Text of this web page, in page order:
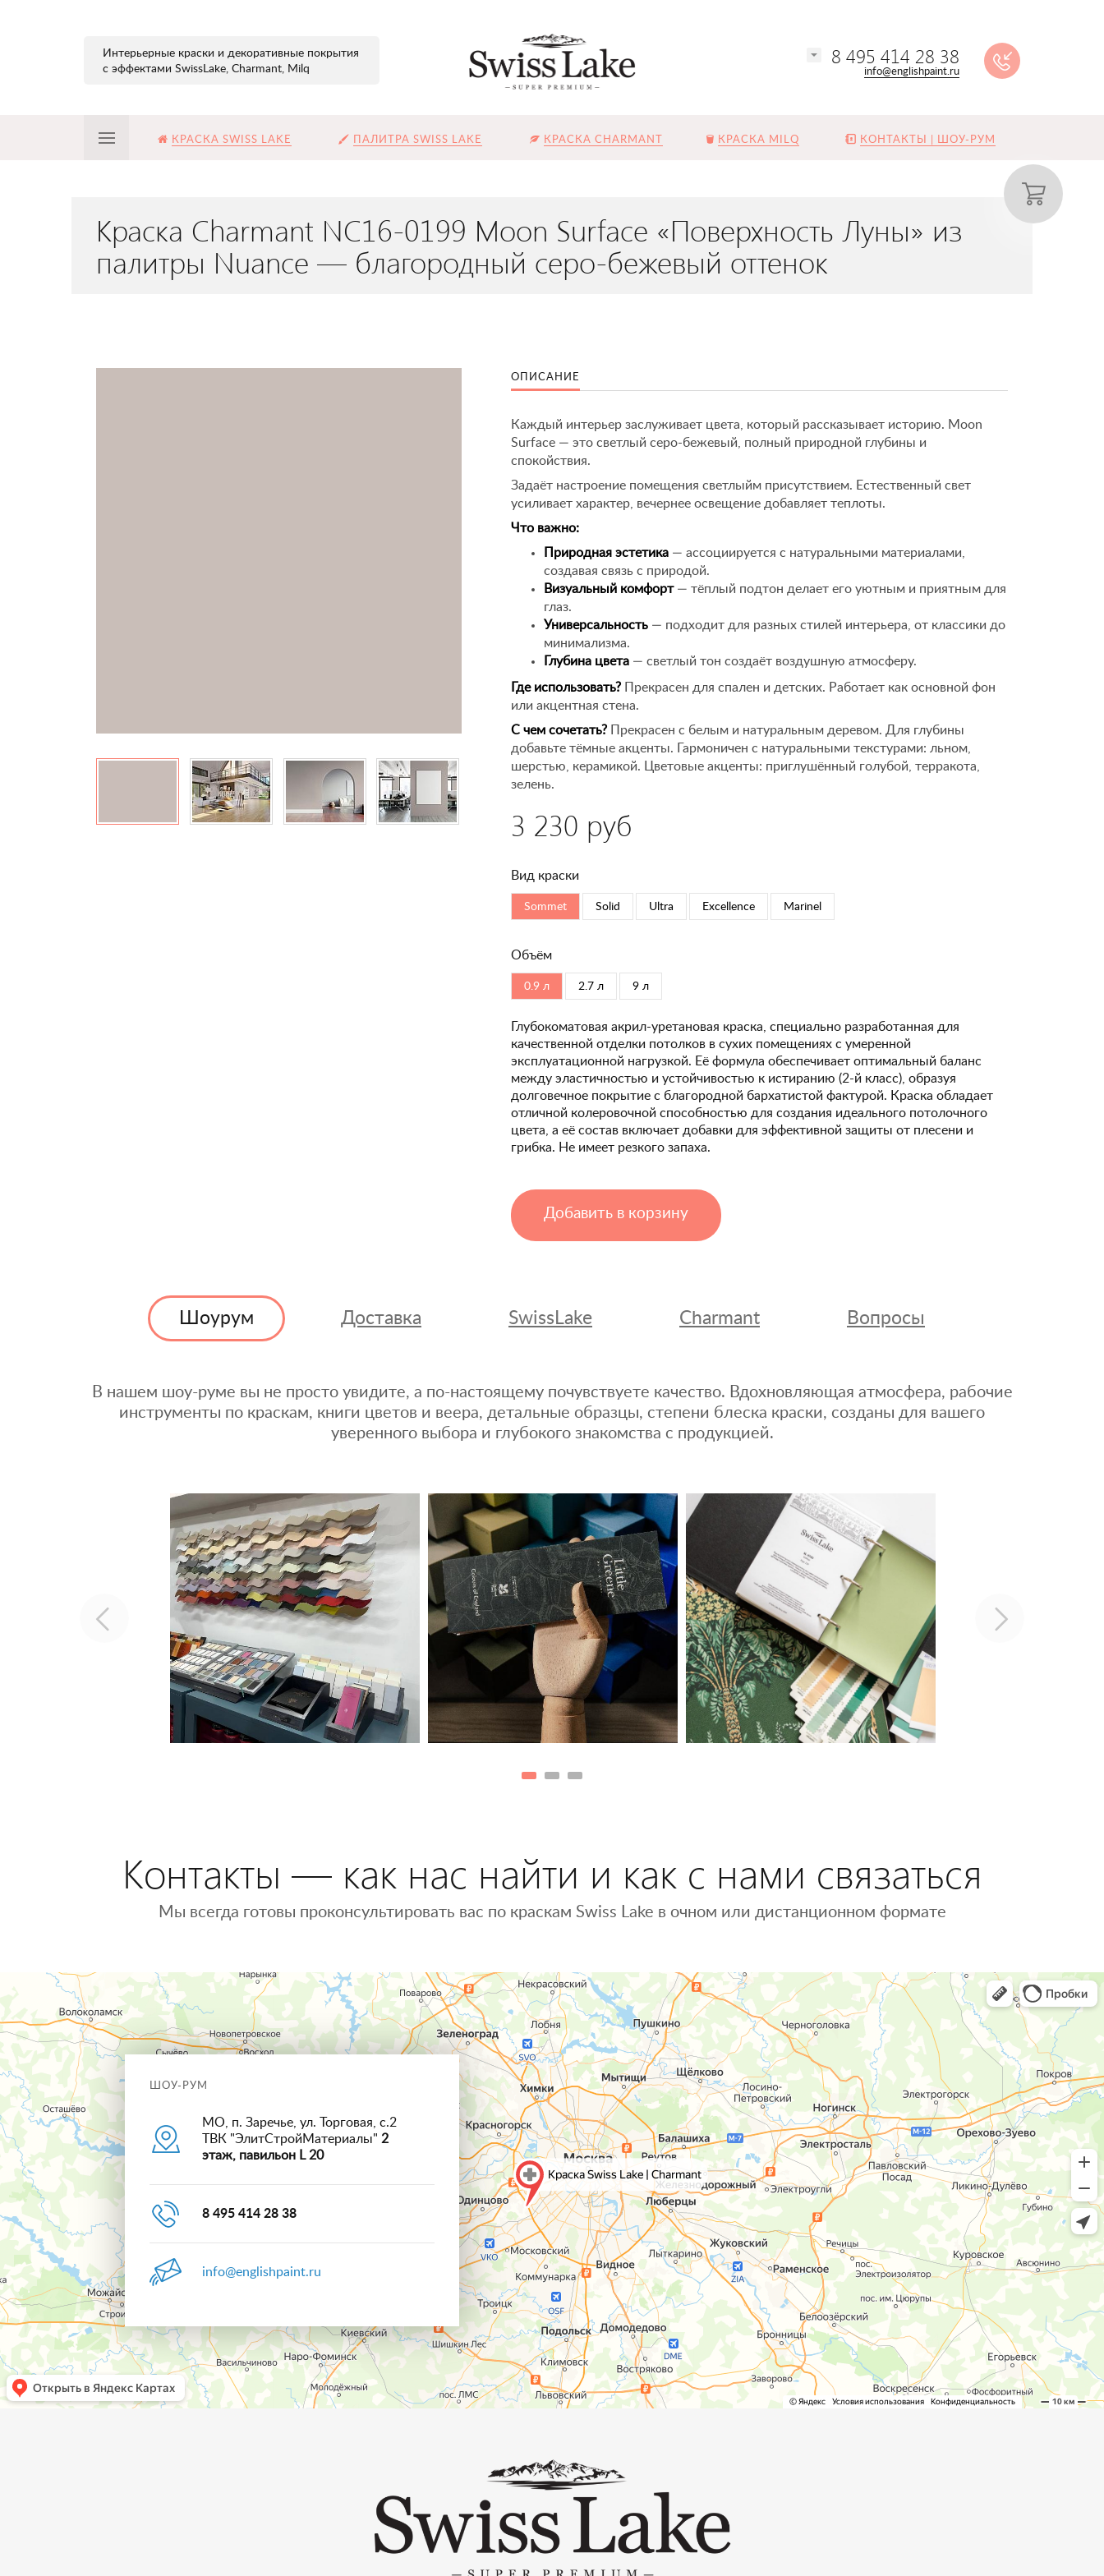
Интерьерные краски и декоративные покрытия
с эффектами SwissLake, Charmant, Milq
8 495 414 28 38
info@englishpaint.ru
КРАСКА SWISS LAKE ПАЛИТРА SWISS LAKE КРАСКА CHARMANT КРАСКА MILQ КОНТАКТЫ | ШОУ-РУМ
Краска Charmant NC16-0199 Moon Surface «Поверхность Луны» из
палитры Nuance — благородный серо-бежевый оттенок
ОПИСАНИЕ
Каждый интерьер заслуживает цвета, который рассказывает историю. Moon
Surface — это светлый серо-бежевый, полный природной глубины и
спокойствия.
Задаёт настроение помещения светлыйм присутствием. Естественный свет
усиливает характер, вечернее освещение добавляет теплоты.
Что важно:
Природная эстетика — ассоциируется с натуральными материалами,
создавая связь с природой.
Визуальный комфорт— тёплый подтон делает его уютным и приятным для
глаз.
Универсальность — подходит для разных стилей интерьера, от классики до
минимализма.
Глубина цвета — светлый тон создаёт воздушную атмосферу.
Где использовать? Прекрасен для спален и детских. Работает как основной фон
или акцентная стена.
С чем сочетать? Прекрасен с белым и натуральным деревом. Для глубины
добавьте тёмные акценты. Гармоничен с натуральными текстурами: льном,
шерстью, керамикой. Цветовые акценты: приглушённый голубой, терракота,
зелень.
3 230 руб
Вид краски
Sommet Solid Ultra Excellence Marinel
Объём
0.9 л 2.7 л 9 л
Глубокоматовая акрил-уретановая краска, специально разработанная для
качественной отделки потолков в сухих помещениях с умеренной
эксплуатационной нагрузкой. Её формула обеспечивает оптимальный баланс
между эластичностью и устойчивостью к истиранию (2-й класс), образуя
долговечное покрытие с благородной бархатистой фактурой. Краска обладает
отличной колеровочной способностью для создания идеального потолочного
цвета, а её состав включает добавки для эффективной защиты от плесени и
грибка. Не имеет резкого запаха.
Добавить в корзину
Шоурум Доставка SwissLake Charmant Вопросы
В нашем шоу-руме вы не просто увидите, а по-настоящему почувствуете качество. Вдохновляющая атмосфера, рабочие
инструменты по краскам, книги цветов и веера, детальные образцы, степени блеска краски, созданы для вашего
уверенного выбора и глубокого знакомства с продукцией.
Контакты — как нас найти и как с нами связаться
Мы всегда готовы проконсультировать вас по краскам Swiss Lake в очном или дистанционном формате
ШОУ-РУМ
МО, п. Заречье, ул. Торговая, с.2
ТВК "ЭлитСтройМатериалы" 2
этаж, павильон L 20
8 495 414 28 38
info@englishpaint.ru